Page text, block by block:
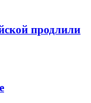
продлили